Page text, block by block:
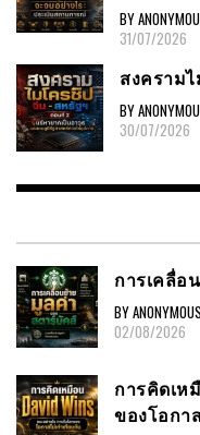
BY
31/07/2026
สงคราม
BY
30/07/2026
การเคลื่อ
BY
02/08/2026
การคิดเห
ของโอกา